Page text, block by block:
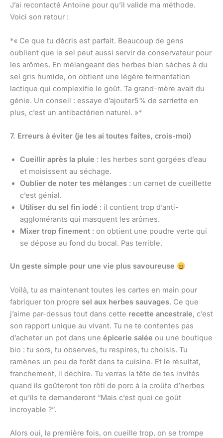
J’ai recontacté Antoine pour qu’il valide ma méthode.
Voici son retour :
*« Ce que tu décris est parfait. Beaucoup de gens
oublient que le sel peut aussi servir de conservateur pour
les arômes. En mélangeant des herbes bien sèches à du
sel gris humide, on obtient une légère fermentation
lactique qui complexifie le goût. Ta grand-mère avait du
génie. Un conseil : essaye d’ajouter5% de sarriette en
plus, c’est un antibactérien naturel. »*
7. Erreurs à éviter (je les ai toutes faites, crois-moi)
Cueillir après la pluie : les herbes sont gorgées d’eau
et moisissent au séchage.
Oublier de noter tes mélanges : un carnet de cueillette
c’est génial.
Utiliser du sel fin iodé : il contient trop d’anti-
agglomérants qui masquent les arômes.
Mixer trop finement : on obtient une poudre verte qui
se dépose au fond du bocal. Pas terrible.
Un geste simple pour une vie plus savoureuse
Voilà, tu as maintenant toutes les cartes en main pour
fabriquer ton propre sel aux herbes sauvages. Ce que
j’aime par-dessus tout dans cette recette ancestrale, c’est
son rapport unique au vivant. Tu ne te contentes pas
d’acheter un pot dans une épicerie salée ou une boutique
bio : tu sors, tu observes, tu respires, tu choisis. Tu
ramènes un peu de forêt dans ta cuisine. Et le résultat,
franchement, il déchire. Tu verras la tête de tes invités
quand ils goûteront ton rôti de porc à la croûte d’herbes
et qu’ils te demanderont “Mais c’est quoi ce goût
incroyable ?”.
Alors oui, la première fois, on cueille trop, on se trompe